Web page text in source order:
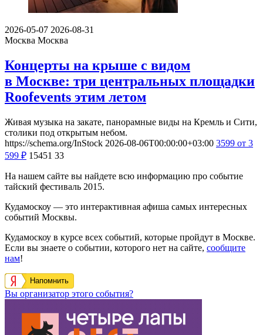
2026-05-07 2026-08-31
Москва Москва
Концерты на крыше с видом
в Москве: три центральных площадки
Roofevents этим летом
Живая музыка на закате, панорамные виды на Кремль и Сити,
столики под открытым небом.
https://schema.org/InStock 2026-08-06T00:00:00+03:00 3599 от 3
599 ₽ 15451 33
На нашем сайте вы найдете всю информацию про событие
тайский фестиваль 2015.
Кудамоскоу — это интерактивная афиша самых интересных
событий Москвы.
Кудамоскоу в курсе всех событий, которые пройдут в Москве.
Если вы знаете о событии, которого нет на сайте, сообщите
нам!
Напомнить
Вы организатор этого события?